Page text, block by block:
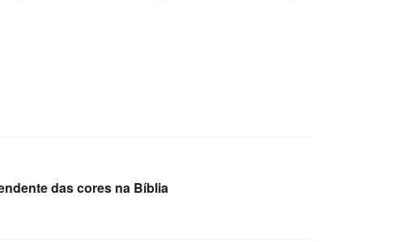
das cores na Bíblia